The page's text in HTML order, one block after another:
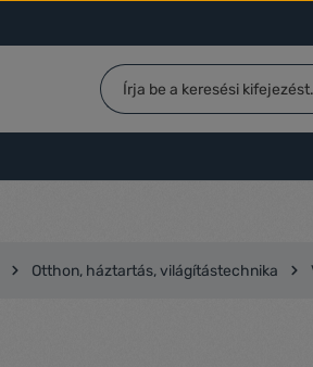
Otthon, háztartás, világítástechnika